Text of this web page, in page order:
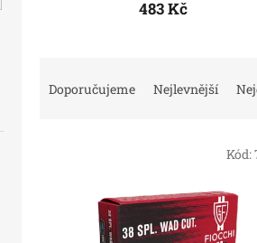
483 Kč
Doporučujeme Nejlevnější
Kód: